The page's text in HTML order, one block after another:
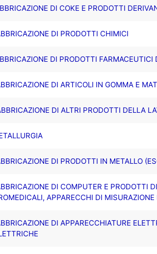
DI COKE E PRODOTTI
DI PRODOTTI CHIMICI
DI PRODOTTI FARMACEUTICI
DI ARTICOLI IN GOMMA E
DI ALTRI PRODOTTI DELLA
DI PRODOTTI IN METALLO
DI COMPUTER E PRODOTTI
APPARECCHI DI MISURAZIONE
DI APPARECCHIATURE